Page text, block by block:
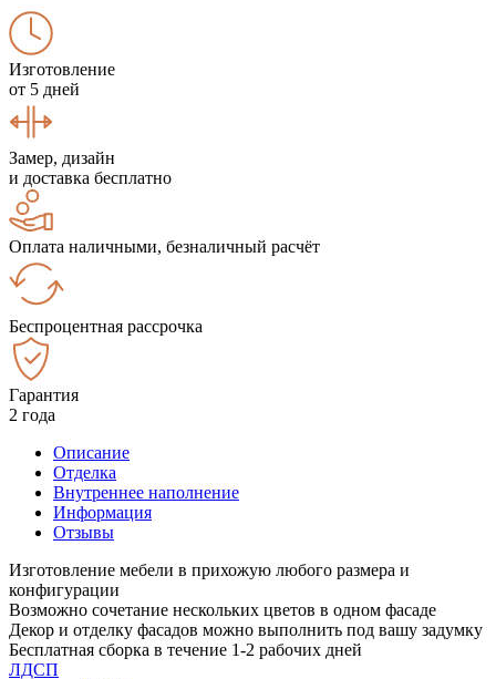
Изготовление
от 5 дней
Замер, дизайн
и доставка бесплатно
Оплата наличными, безналичный расчёт
Беспроцентная рассрочка
Гарантия
2 года
Описание
Отделка
Внутреннее наполнение
Информация
Отзывы
Изготовление мебели в прихожую любого размера и
конфигурации
Возможно сочетание нескольких цветов в одном фасаде
Декор и отделку фасадов можно выполнить под вашу задумку
Бесплатная сборка в течение 1-2 рабочих дней
ЛДСП